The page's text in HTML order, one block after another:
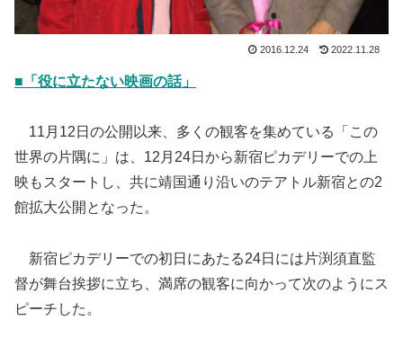
2016.12.24 2022.11.28
■「役に立たない映画の話」
11月12日の公開以来、多くの観客を集めている「この
世界の片隅に」は、12月24日から新宿ピカデリーでの上
映もスタートし、共に靖国通り沿いのテアトル新宿との2
館拡大公開となった。
新宿ピカデリーでの初日にあたる24日には片渕須直監
督が舞台挨拶に立ち、満席の観客に向かって次のようにス
ピーチした。